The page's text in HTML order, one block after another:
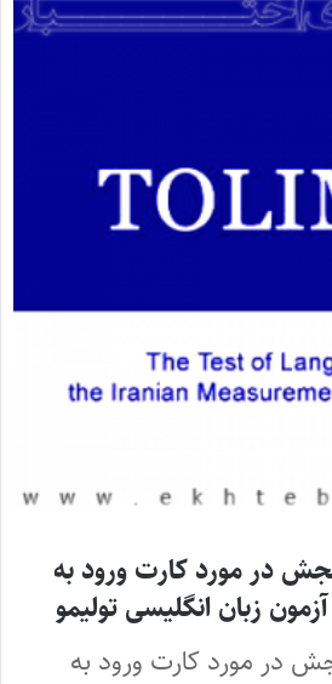
در مورد کارت ورود به
زبان انگلیسی تولیمو
در مورد کارت ورود به